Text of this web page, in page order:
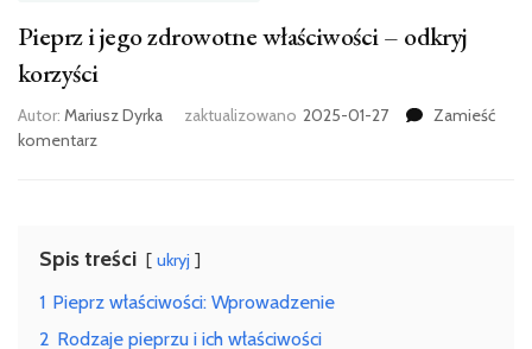
Pieprz i jego zdrowotne właściwości – odkryj
korzyści
Autor: Mariusz Dyrka zaktualizowano 2025-01-27
Zamieść
komentarzwe
zdrowotne
właściwości
–
odkryj
Spis treści ukryj
1 Pieprz właściwości: Wprowadzenie
2 Rodzaje pieprzu i ich właściwości